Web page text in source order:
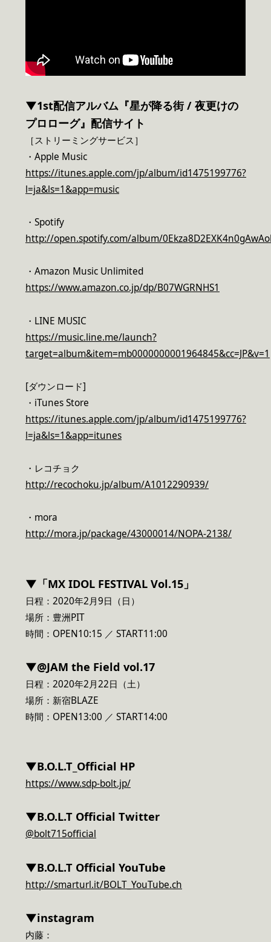
▼1st配信アルバム『星が降る街 / 夜更けの
プロローグ』配信サイト
［ストリーミングサービス］
・Apple Music
https://itunes.apple.com/jp/album/id1475199776?
l=ja&ls=1&app=music
・Spotify
http://open.spotify.com/album/
・Amazon Music Unlimited
https://www.amazon.co.jp/dp/B07WGRNHS1
・LINE MUSIC
https://music.line.me/launch?
target=album&item=mb0000000001964845&cc=JP&v=1
[ダウンロード]
・iTunes Store
https://itunes.apple.com/jp/album/id1475199776?
l=ja&ls=1&app=itunes
・レコチョク
http://recochoku.jp/album/A1012290939/
・mora
http://mora.jp/package/43000014/NOPA-2138/
▼「MX IDOL FESTIVAL Vol.15」
日程：2020年2月9日（日）
場所：豊洲PIT
時間：OPEN10:15 ／ START11:00
▼@JAM the Field vol.17
日程：2020年2月22日（土）
場所：新宿BLAZE
時間：OPEN13:00 ／ START14:00
▼B.O.L.T_Official HP
https://www.sdp-bolt.jp/
▼B.O.L.T Official Twitter
@bolt715official
▼B.O.L.T Official YouTube
http://smarturl.it/BOLT_YouTube.ch
▼instagram
内藤：